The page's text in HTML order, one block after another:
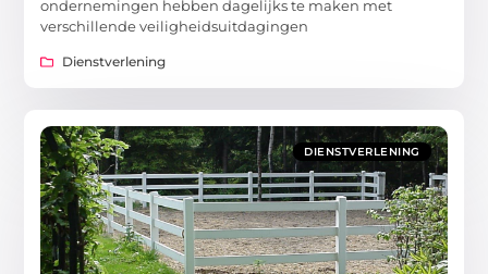
ondernemingen hebben dagelijks te maken met
verschillende veiligheidsuitdagingen
Dienstverlening
DIENSTVERLENING